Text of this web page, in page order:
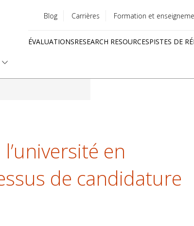
menu
Blog Carrières Formation et
ÉVALUATIONSRESEARCH RESOURCESPISTES DE
en
de candidature